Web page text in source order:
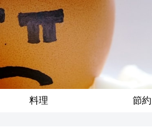
料理 節約